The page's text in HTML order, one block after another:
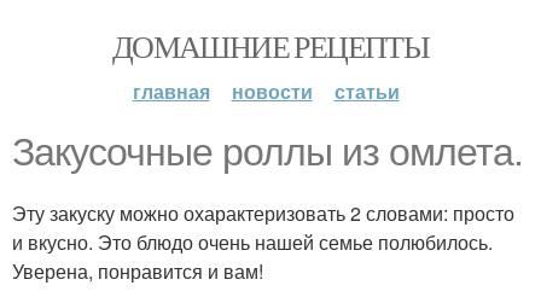
ДОМАШНИЕ РЕЦЕПТЫ
главная новости статьи
Закусочные роллы из омлета.
Эту закуску можно охарактеризовать 2 словами: просто
и вкусно. Это блюдо очень нашей семье полюбилось.
Уверена, понравится и вам!